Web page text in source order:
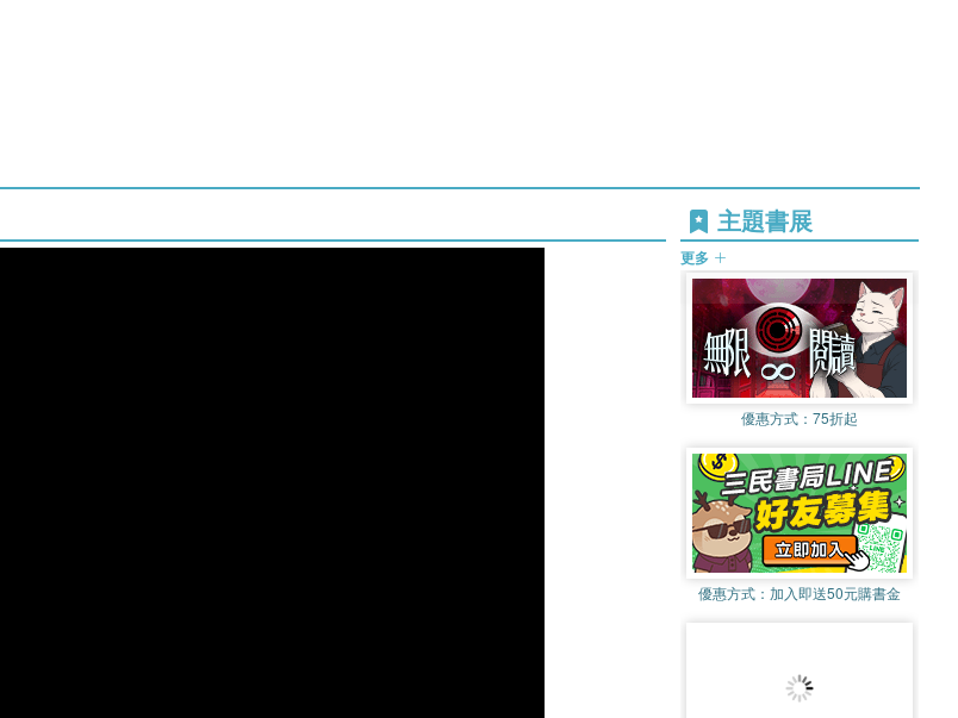
主題書展
更多
優惠方式： 75折起
優惠方式： 加入即送50元購書金